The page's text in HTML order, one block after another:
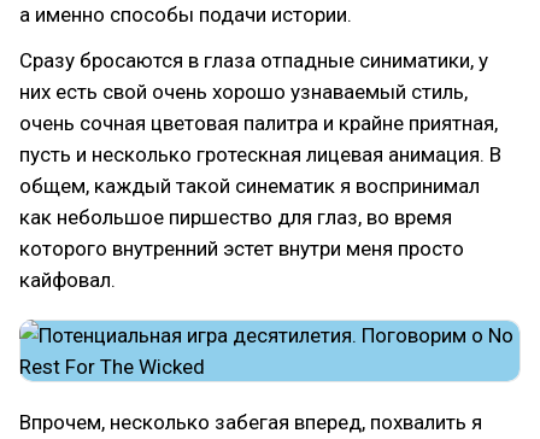
а именно способы подачи истории.
Сразу бросаются в глаза отпадные синиматики, у
них есть свой очень хорошо узнаваемый стиль,
очень сочная цветовая палитра и крайне приятная,
пусть и несколько гротескная лицевая анимация. В
общем, каждый такой синематик я воспринимал
как небольшое пиршество для глаз, во время
которого внутренний эстет внутри меня просто
кайфовал.
Впрочем, несколько забегая вперед, похвалить я